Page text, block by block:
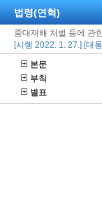
법령(연혁)
중대재해 처벌 등에 관
[시행 2022. 1. 27.] [대
본문
부칙
별표